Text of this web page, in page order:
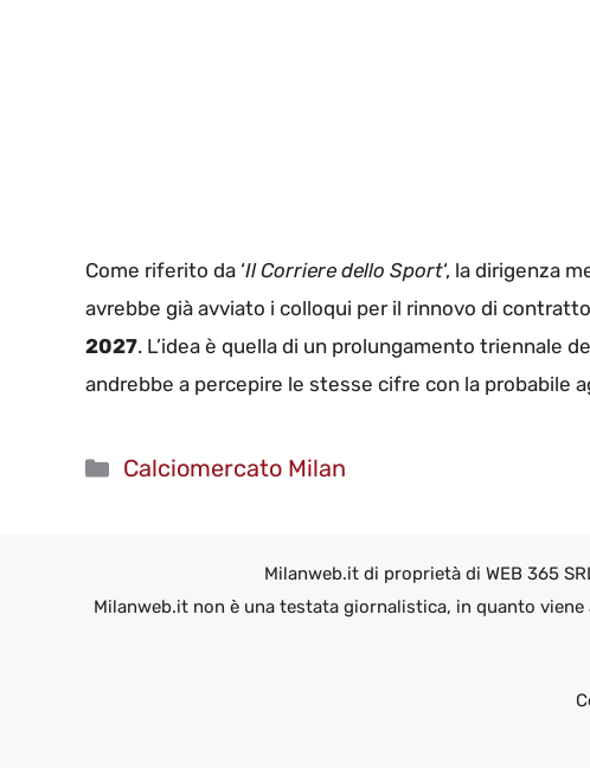
Come riferito da ‘Il Corriere dello Sport‘, la dirigenza
avrebbe già avviato i colloqui per il rinnovo di
2027. L’idea è quella di un prolungamento triennale
andrebbe a percepire le stesse cifre con la probabile
Categorie
Calciomercato Milan
Milanweb.it di proprietà di WEB 365
Milanweb.it non è una testata giornalistica, in quanto